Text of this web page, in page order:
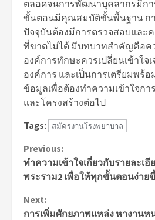
ตลอดจนการพัฒนาบุคลากรมีก
ขั้นตอนมีคุณสมบัติขั้นพื้นฐาน กา
ปัจจุบันต้องมีการตรวจสอบและ
ที่ขาดไม่ได้ มีบทบาทสำคัญคือค
องค์การทักษะควรเปลี่ยนเข้าใจ
องค์การ และเป็นการเตรียมพร้
ข้อมูลเพื่อต้องทำความเข้าใจกา
และโครงสร้างต่อไป
Tags: สมัครงานโรงพยาบาล
Continue
Reading
Previous:
ทำความเข้าใจเกี่ยวกับรายละเ
พระราม2 เพื่อให้ทุกขั้นตอนง่าย
Next:
การเพิ่มศักยภาพแหล่ง หางานห